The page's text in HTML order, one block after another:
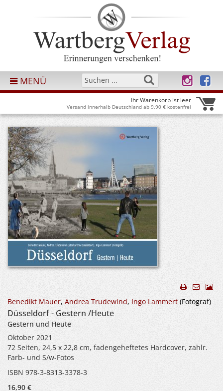
MENÜ
Ihr Warenkorb ist leer
Versand innerhalb Deutschland ab 9,90 € kostenfrei
Benedikt Mauer, Andrea Trudewind, Ingo Lammert (Fotograf)
Düsseldorf - Gestern /Heute
Gestern und Heute
Oktober 2021
72 Seiten, 24,5 x 22,8 cm, fadengeheftetes Hardcover, zahlr.
Farb- und S/w-Fotos
ISBN 978-3-8313-3378-3
16,90 €